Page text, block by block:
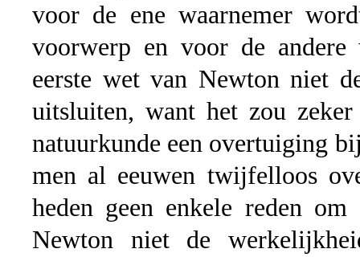
voor de ene waarnemer
voorwerp en voor de
eerste wet van Newton niet
uitsluiten, want het zou
natuurkunde een overtuiging
men al eeuwen twijfelloos
heden geen enkele reden
Newton niet de